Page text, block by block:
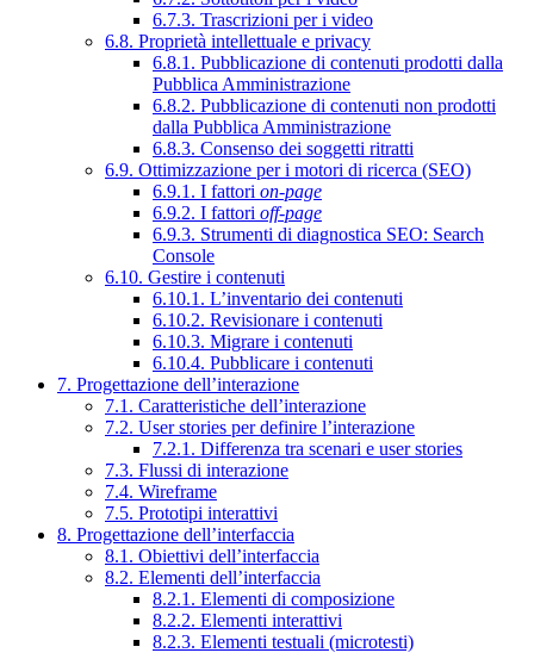
6.7.3. Trascrizioni per i video
6.8. Proprietà intellettuale e privacy
6.8.1. Pubblicazione di contenuti prodotti dalla
Pubblica Amministrazione
6.8.2. Pubblicazione di contenuti non prodotti
dalla Pubblica Amministrazione
6.8.3. Consenso dei soggetti ritratti
6.9. Ottimizzazione per i motori di ricerca (SEO)
6.9.1. I fattori on-page
6.9.2. I fattori off-page
6.9.3. Strumenti di diagnostica SEO: Search
Console
6.10. Gestire i contenuti
6.10.1. L’inventario dei contenuti
6.10.2. Revisionare i contenuti
6.10.3. Migrare i contenuti
6.10.4. Pubblicare i contenuti
7. Progettazione dell’interazione
7.1. Caratteristiche dell’interazione
7.2. User stories per definire l’interazione
7.2.1. Differenza tra scenari e user stories
7.3. Flussi di interazione
7.4. Wireframe
7.5. Prototipi interattivi
8. Progettazione dell’interfaccia
8.1. Obiettivi dell’interfaccia
8.2. Elementi dell’interfaccia
8.2.1. Elementi di composizione
8.2.2. Elementi interattivi
8.2.3. Elementi testuali (microtesti)